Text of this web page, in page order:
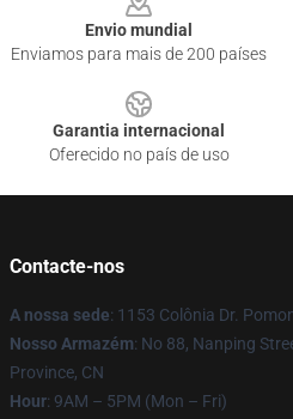
Envio mundial
Enviamos para mais de 200 países
Garantia internacional
Oferecido no país de uso
Contacte-nos
A nossa sede: 1153 Colônia Dr.
Nosso Armazém: No 88, Nanping
Province, CN
Hour: 9AM – 5PM (Mon – Fri)